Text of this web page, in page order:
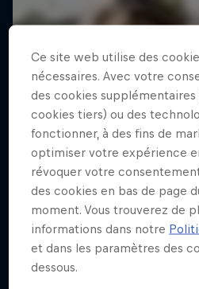
Ce site web utilise des
nécessaires. Avec votre
des cookies
cookies tiers) ou des
fonctionner, à des fins de
optimiser votre expérience
révoquer votre
des cookies en bas de page
moment. Vous trouverez de
informations dans notre
et dans les paramètres des
dessous.